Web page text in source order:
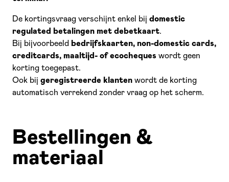
De kortingsvraag verschijnt enkel bij domestic
regulated betalingen met debetkaart.
Bij bijvoorbeeld bedrijfskaarten, non-domestic cards,
creditcards, maaltijd- of ecocheques wordt geen
korting toegepast.
Ook bij geregistreerde klanten wordt de korting
automatisch verrekend zonder vraag op het scherm.
Bestellingen &
materiaal